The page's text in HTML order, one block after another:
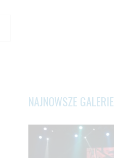
NAJNOWSZE GALERIE